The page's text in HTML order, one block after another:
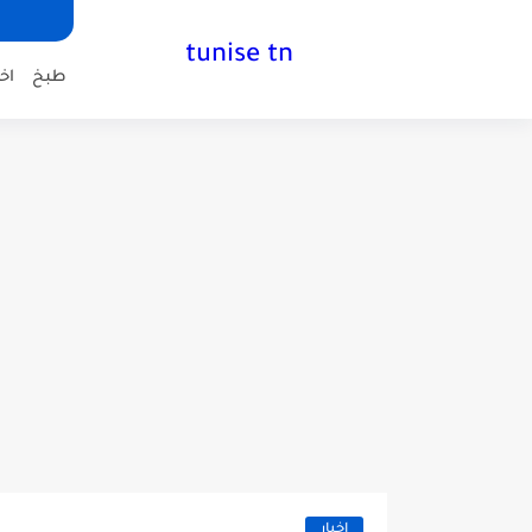
tunise tn
طبخ